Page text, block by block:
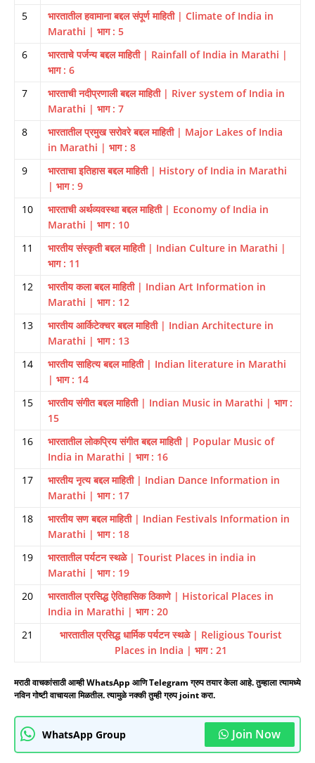
5
भारतातील हवामाना बद्दल संपूर्ण माहिती | Climate of India in
Marathi | भाग : 5
6
भारताचे पर्जन्य बद्दल माहिती | Rainfall of India in Marathi |
भाग : 6
7
भारताची नदीप्रणाली बद्दल माहिती | River system of India in
Marathi | भाग : 7
8
भारतातील प्रमुख सरोवरे बद्दल माहिती | Major Lakes of India
in Marathi | भाग : 8
9
भारताचा इतिहास बद्दल माहिती | History of India in Marathi
| भाग : 9
10
भारताची अर्थव्यवस्था बद्दल माहिती | Economy of India in
Marathi | भाग : 10
11
भारतीय संस्कृती बद्दल माहिती | Indian Culture in Marathi |
भाग : 11
12
भारतीय कला बद्दल माहिती | Indian Art Information in
Marathi | भाग : 12
13
भारतीय आर्किटेक्चर बद्दल माहिती | Indian Architecture in
Marathi | भाग : 13
14
भारतीय साहित्य बद्दल माहिती | Indian literature in Marathi
| भाग : 14
15
भारतीय संगीत बद्दल माहिती | Indian Music in Marathi | भाग :
15
16
भारतातील लोकप्रिय संगीत बद्दल माहिती | Popular Music of
India in Marathi | भाग : 16
17
भारतीय नृत्य बद्दल माहिती | Indian Dance Information in
Marathi | भाग : 17
18
भारतीय सण बद्दल माहिती | Indian Festivals Information in
Marathi | भाग : 18
19
भारतातील पर्यटन स्थळे | Tourist Places in india in
Marathi | भाग : 19
20
भारतातील प्रसिद्ध ऐतिहासिक ठिकाणे | Historical Places in
India in Marathi | भाग : 20
21
भारतातील प्रसिद्ध धार्मिक पर्यटन स्थळे | Religious Tourist
Places in India | भाग : 21
मराठी वाचकांसाठी आम्ही WhatsApp आणि Telegram ग्रुप तयार केला आहे. तुम्हाला त्यामध्ये
नविन गोष्टी वाचायला मिळतील. त्यामुळे नक्की तुम्ही ग्रुप joint करा.
WhatsApp Group Join Now